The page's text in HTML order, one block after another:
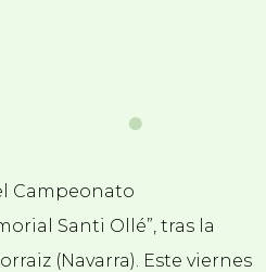
Campeonato
Santi Ollé”, tras la
(Navarra). Este viernes